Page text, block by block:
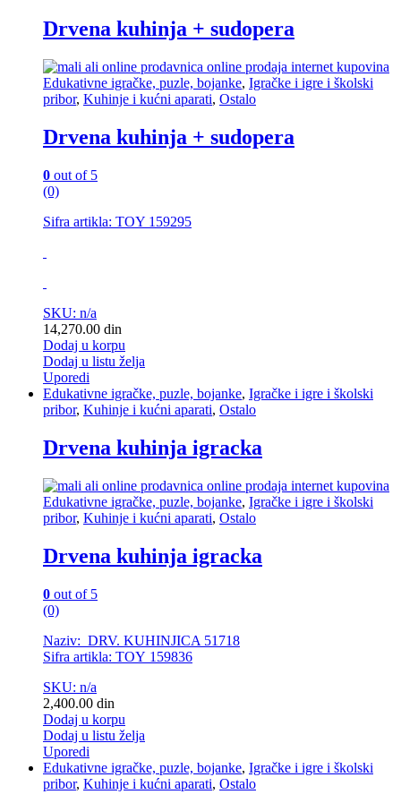
Drvena kuhinja + sudopera
Edukativne igračke, puzle, bojanke, Igračke i igre i školski
pribor, Kuhinje i kućni aparati, Ostalo
Drvena kuhinja + sudopera
0 out of 5
(0)
Sifra artikla: TOY 159295
SKU: n/a
14,270.00 din
Dodaj u korpu
Dodaj u listu želja
Uporedi
Edukativne igračke, puzle, bojanke, Igračke i igre i školski
pribor, Kuhinje i kućni aparati, Ostalo
Drvena kuhinja igracka
Edukativne igračke, puzle, bojanke, Igračke i igre i školski
pribor, Kuhinje i kućni aparati, Ostalo
Drvena kuhinja igracka
0 out of 5
(0)
Naziv: DRV. KUHINJICA 51718
Sifra artikla: TOY 159836
SKU: n/a
2,400.00 din
Dodaj u korpu
Dodaj u listu želja
Uporedi
Edukativne igračke, puzle, bojanke, Igračke i igre i školski
pribor, Kuhinje i kućni aparati, Ostalo